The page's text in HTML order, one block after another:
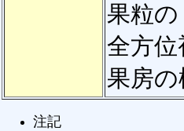
果粒
全方
果房
注記